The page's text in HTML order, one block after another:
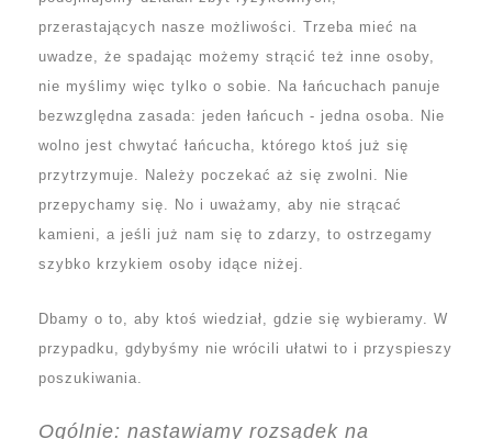
przerastających nasze możliwości. Trzeba mieć na
uwadze, że spadając możemy strącić też inne osoby,
nie myślimy więc tylko o sobie. Na łańcuchach panuje
bezwzględna zasada: jeden łańcuch - jedna osoba. Nie
wolno jest chwytać łańcucha, którego ktoś już się
przytrzymuje. Należy poczekać aż się zwolni. Nie
przepychamy się. No i uważamy, aby nie strącać
kamieni, a jeśli już nam się to zdarzy, to ostrzegamy
szybko krzykiem osoby idące niżej.
Dbamy o to, aby ktoś wiedział, gdzie się wybieramy. W
przypadku, gdybyśmy nie wrócili ułatwi to i przyspieszy
poszukiwania.
Ogólnie: nastawiamy rozsądek na